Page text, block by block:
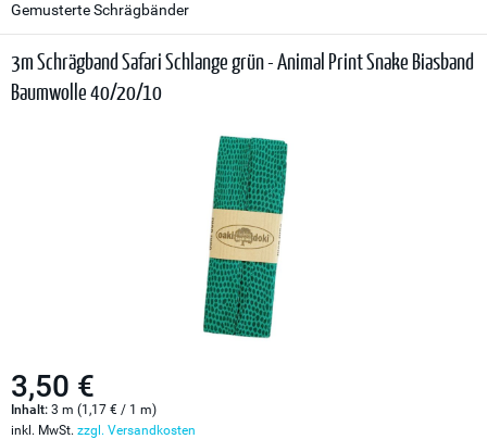
Gemusterte Schrägbänder
3m Schrägband Safari Schlange grün - Animal Print Snake Biasband
Baumwolle 40/20/10
3,50 €
Inhalt: 3 m (1,17 € / 1 m)
inkl. MwSt. zzgl. Versandkosten